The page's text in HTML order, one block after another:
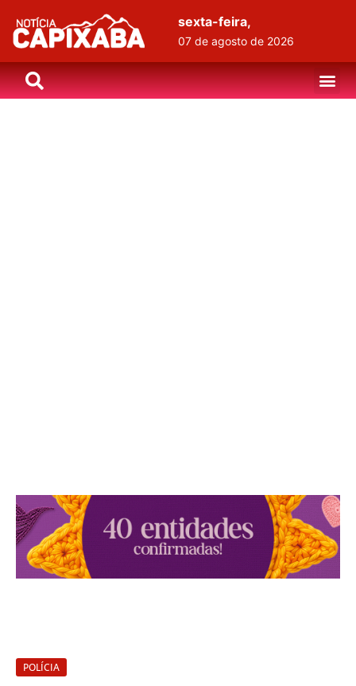
sexta-feira,
07 de agosto de 2026
POLÍCIA